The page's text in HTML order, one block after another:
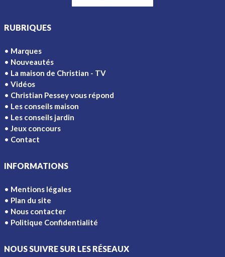
RUBRIQUES
Marques
Nouveautés
La maison de Christian - TV
Vidéos
Christian Pessey vous répond
Les conseils maison
Les conseils jardin
Jeux concours
Contact
INFORMATIONS
Mentions légales
Plan du site
Nous contacter
Politique Confidentialité
NOUS SUIVRE SUR LES RÉSEAUX